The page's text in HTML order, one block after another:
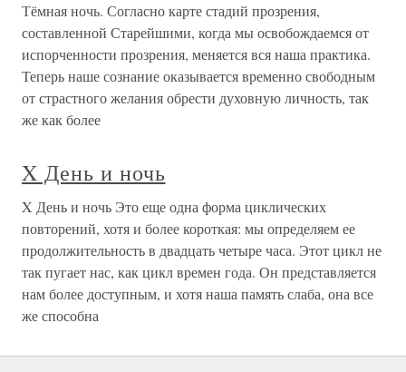
Тёмная ночь. Согласно карте стадий прозрения,
составленной Старейшими, когда мы освобождаемся от
испорченности прозрения, меняется вся наша практика.
Теперь наше сознание оказывается временно свободным
от страстного желания обрести духовную личность, так
же как более
X День и ночь
X День и ночь Это еще одна форма циклических
повторений, хотя и более короткая: мы определяем ее
продолжительность в двадцать четыре часа. Этот цикл не
так пугает нас, как цикл времен года. Он представляется
нам более доступным, и хотя наша память слаба, она все
же способна